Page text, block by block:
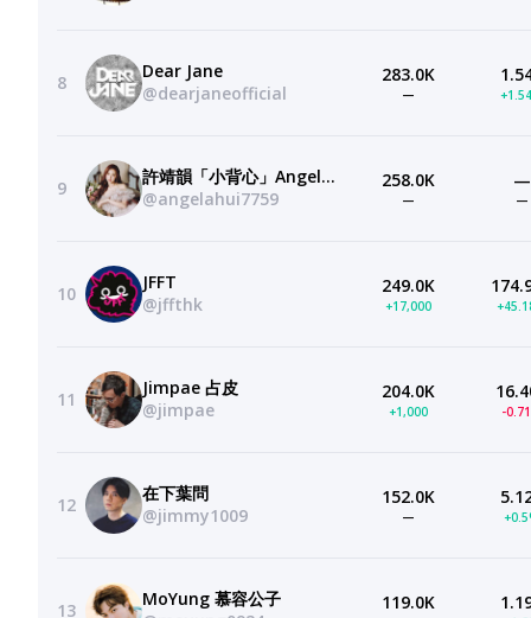
8
Dear Jane
@dearjaneofficial
283.0K
—
9
許靖韻「小背心」Angela Hui
@angelahui7759
258.0K
—
—
—
10
JFFT
@jffthk
249.0K
+17,000
11
Jimpae 占皮
@jimpae
204.0K
+1,000 -
12
在下葉問
@jimmy1009
152.0K
—
13
MoYung 慕容公子
119.0K